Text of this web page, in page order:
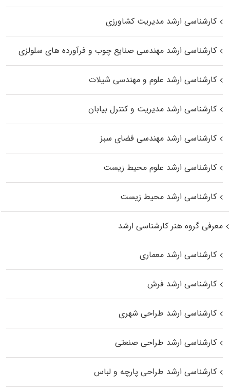
کارشناسی ارشد مدیریت کشاورزی
کارشناسی ارشد مهندسی صنایع چوب و فرآورده‌ های سلولزی
کارشناسی ارشد علوم و مهندسی شیلات
کارشناسی ارشد مدیریت و کنترل بیابان
کارشناسی ارشد مهندسی فضای سبز
کارشناسی ارشد علوم محیط‌ زیست
کارشناسی ارشد محیط زیست
معرفی گروه هنر کارشناسی ارشد
کارشناسی ارشد معماری
کارشناسی ارشد فرش
کارشناسی ارشد طراحی شهری
کارشناسی ارشد طراحی صنعتی
کارشناسی ارشد طراحی پارچه و لباس